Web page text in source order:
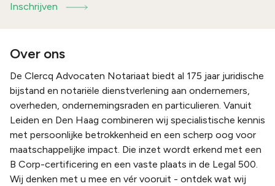
Inschrijven
Over ons
De Clercq Advocaten Notariaat biedt al 175 jaar juridische
bijstand en notariële dienstverlening aan ondernemers,
overheden, ondernemingsraden en particulieren. Vanuit
Leiden en Den Haag combineren wij specialistische kennis
met persoonlijke betrokkenheid en een scherp oog voor
maatschappelijke impact. Die inzet wordt erkend met een
B Corp-certificering en een vaste plaats in de Legal 500.
Wij denken met u mee en vér vooruit - ontdek wat wij